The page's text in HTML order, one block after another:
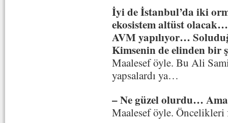
İyi de İstanbul’da iki
ekosistem altüst
AVM yapılıyor…
Kimsenin de elinden bir
Maalesef öyle. Bu Ali
yapsalardı ya…
– Ne güzel olurdu…
Maalesef öyle. Öncelikleri